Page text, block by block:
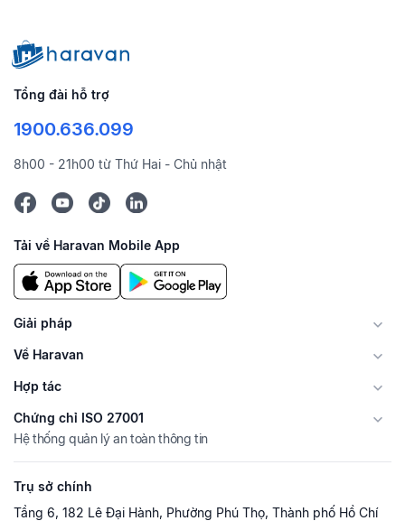
Tổng đài hỗ trợ
1900.636.099
8h00 - 21h00 từ Thứ Hai - Chủ nhật
Tải về Haravan Mobile App
Giải pháp
Về Haravan
Hợp tác
Chứng chỉ ISO 27001
Hệ thống quản lý an toàn thông tin
Trụ sở chính
Tầng 6, 182 Lê Đại Hành, Phường Phú Thọ, Thành phố Hồ Chí